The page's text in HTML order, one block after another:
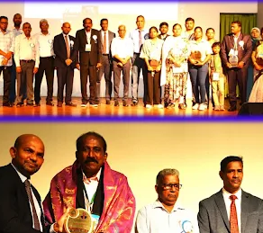
"ஒரு மாணவனின் கனவைக்
உயிரிழப்பு, மற்றையவர் அவசர
உறுப்பினர்கள் வாக்களிக்க
போக்குவரத்துச் சோதனை- 187
தகவல் தொழில்நுட்ப குறுகியகால